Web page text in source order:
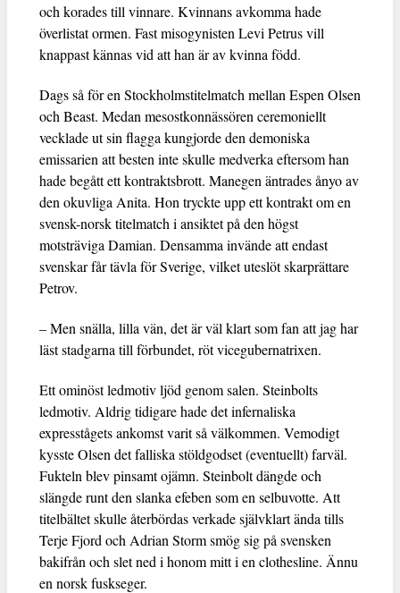
och korades till vinnare. Kvinnans avkomma hade
överlistat ormen. Fast misogynisten Levi Petrus vill
knappast kännas vid att han är av kvinna född.
Dags så för en Stockholmstitelmatch mellan Espen Olsen
och Beast. Medan mesostkonnässören ceremoniellt
vecklade ut sin flagga kungjorde den demoniska
emissarien att besten inte skulle medverka eftersom han
hade begått ett kontraktsbrott. Manegen äntrades ånyo av
den okuvliga Anita. Hon tryckte upp ett kontrakt om en
svensk-norsk titelmatch i ansiktet på den högst
motsträviga Damian. Densamma invände att endast
svenskar får tävla för Sverige, vilket uteslöt skarprättare
Petrov.
– Men snälla, lilla vän, det är väl klart som fan att jag har
läst stadgarna till förbundet, röt vicegubernatrixen.
Ett ominöst ledmotiv ljöd genom salen. Steinbolts
ledmotiv. Aldrig tidigare hade det infernaliska
expresstågets ankomst varit så välkommen. Vemodigt
kysste Olsen det falliska stöldgodset (eventuellt) farväl.
Fukteln blev pinsamt ojämn. Steinbolt dängde och
slängde runt den slanka efeben som en selbuvotte. Att
titelbältet skulle återbördas verkade självklart ända tills
Terje Fjord och Adrian Storm smög sig på svensken
bakifrån och slet ned i honom mitt i en clothesline. Ännu
en norsk fuskseger.